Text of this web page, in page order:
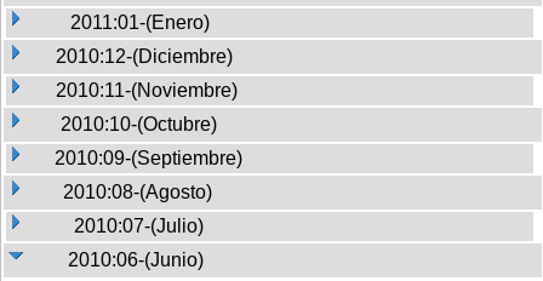
2011:01-(Enero)
2010:12-(Diciembre)
2010:11-(Noviembre)
2010:10-(Octubre)
2010:09-(Septiembre)
2010:08-(Agosto)
2010:07-(Julio)
2010:06-(Junio)